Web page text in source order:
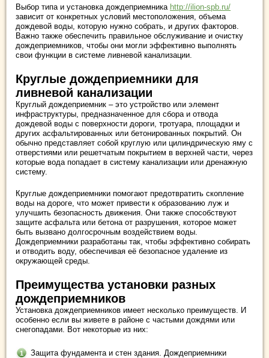
Выбор типа и установка дождеприемника http://ilion-spb.ru/
зависит от конкретных условий местоположения, объема
дождевой воды, которую нужно собрать, и других факторов.
Важно также обеспечить правильное обслуживание и очистку
дождеприемников, чтобы они могли эффективно выполнять
свои функции в системе ливневой канализации.
Круглые дождеприемники для
ливневой канализации
Круглый дождеприемник – это устройство или элемент
инфраструктуры, предназначенное для сбора и отвода
дождевой воды с поверхности дороги, тротуара, площадки и
других асфальтированных или бетонированных покрытий. Он
обычно представляет собой круглую или цилиндрическую яму с
отверстиями или решетчатым покрытием в верхней части, через
которые вода попадает в систему канализации или дренажную
систему.
Круглые дождеприемники помогают предотвратить скопление
воды на дороге, что может привести к образованию луж и
улучшить безопасность движения. Они также способствуют
защите асфальта или бетона от разрушения, которое может
быть вызвано долгосрочным воздействием воды.
Дождеприемники разработаны так, чтобы эффективно собирать
и отводить воду, обеспечивая её безопасное удаление из
окружающей среды.
Преимущества установки разных
дождеприемников
Установка дождеприемников имеет несколько преимуществ. И
особенно если вы живете в районе с частыми дождями или
снегопадами. Вот некоторые из них:
Защита фундамента и стен здания. Дождеприемники